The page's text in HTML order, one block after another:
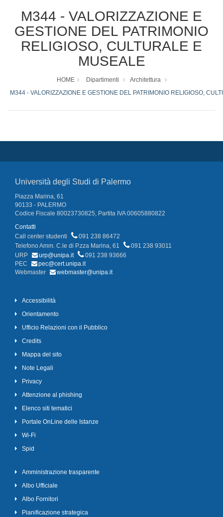
M344 - VALORIZZAZIONE E
GESTIONE DEL PATRIMONIO
RELIGIOSO, CULTURALE E
MUSEALE
HOME Dipartimenti
Architettura
M344 - VALORIZZAZIONE E GESTIONE DEL PATRIMONIO RELIGIOSO,
Università degli Studi di Palermo
Piazza Marina, 61
90133 - PALERMO
Codice Fiscale 80023730825, Partita IVA 00605880822
Contatti
Call center studenti
091 238 86472
Telefono Amm. C.le di P.zza Marina, 61
091 238 93011
URP
urp@unipa.it
091 238 93666
PEC
pec@cert.unipa.it
Webmaster
webmaster@unipa.it
Accessibilità
Orientamento
Ufficio Relazioni con il Pubblico
Credits
Mappa del sito
Note Legali
Privacy
Attenzione al phishing
Elenco siti tematici
Portale OnLine delle Istanze
Wi-Fi
Spid
Amministrazione trasparente
Albo Ufficiale
Albo Fornitori
Pianificazione strategica